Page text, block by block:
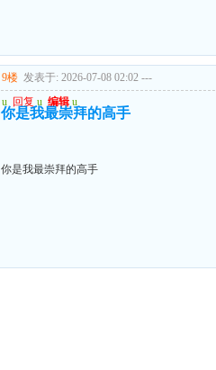
9楼 发表于: 2026-07-08 02:02 ---
u 回复 u 编辑 u
你是我最崇拜的高手
你是我最崇拜的高手